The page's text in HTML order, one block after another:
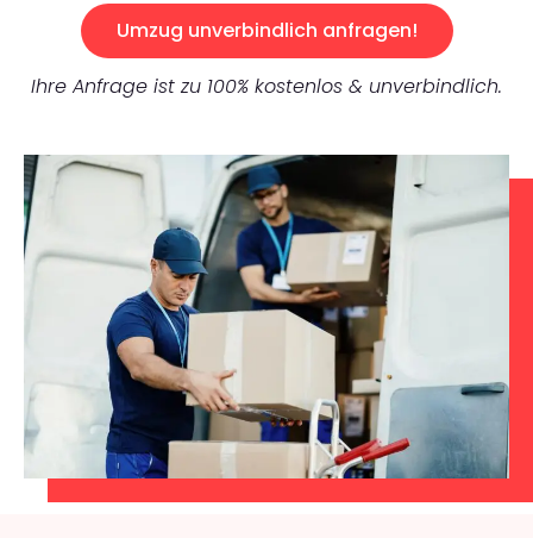
Umzug unverbindlich anfragen!
Ihre Anfrage ist zu 100% kostenlos & unverbindlich.